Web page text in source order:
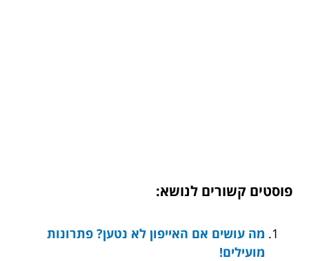
פוסטים קשורים לנושא:
מה עושים אם האייפון לא נטען? פתרונות
מועילים!